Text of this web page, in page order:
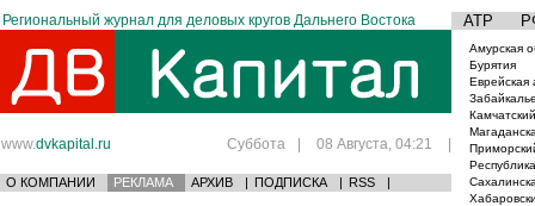
Региональный журнал для деловых кругов Дальнего Востока АТР
www.dvkapital.ru Суббота | 08 Августа, 04:21 |
О КОМПАНИИ РЕКЛАМА АРХИВ | ПОДПИСКА | RSS |
Амурская
Бурятия
Еврейская